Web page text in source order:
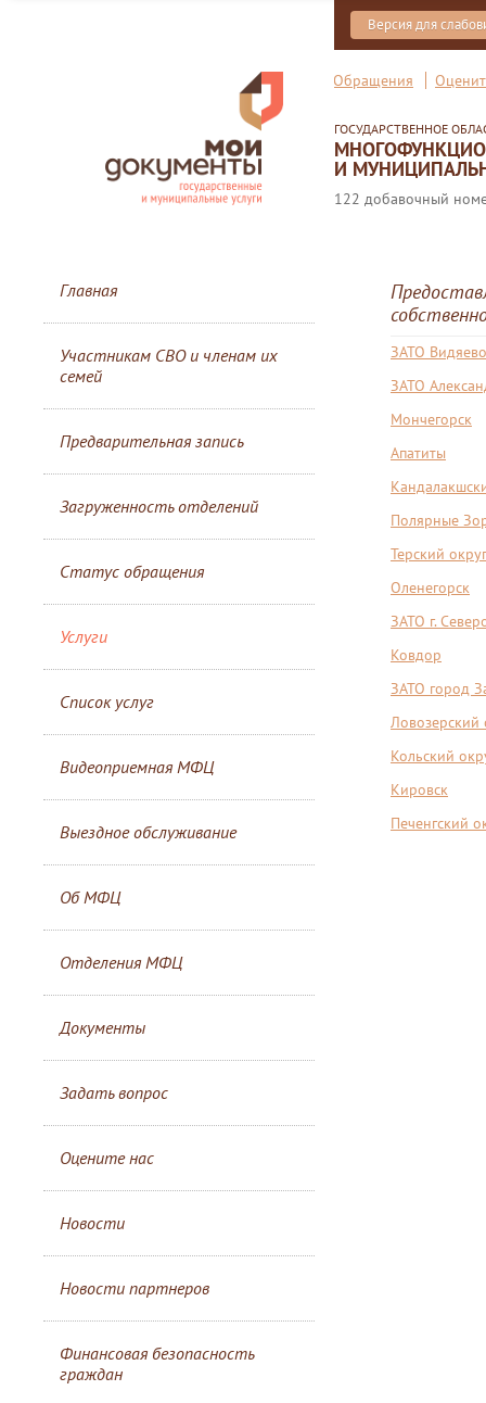
Версия для
Обращения
ГОСУДАРСТВЕННОЕ
И
122 добавочный
Главная
Участникам СВО и членам их
семей
Предварительная запись
Загруженность отделений
Статус обращения
Услуги
Список услуг
Видеоприемная МФЦ
Выездное обслуживание
Об МФЦ
Отделения МФЦ
Документы
Задать вопрос
Оцените нас
Новости
Новости партнеров
Финансовая безопасность
граждан
ЗАТО Видяево
ЗАТО
Мончегорск
Апатиты
Полярные
Терский округ
Оленегорск
ЗАТО г.
Ковдор
ЗАТО город
Ловозерский
Кольский
Кировск
Печенгский